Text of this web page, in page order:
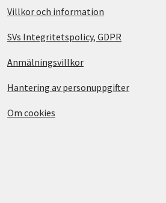
Villkor och information
SVs Integritetspolicy, GDPR
Anmälningsvillkor
Hantering av personuppgifter
Om cookies